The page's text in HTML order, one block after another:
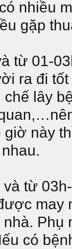
nhiều
gặp
từ 01-
ra đi
lây
này
từ
may
có